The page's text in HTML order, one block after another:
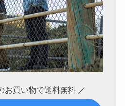
お買い物で送料無料 ／